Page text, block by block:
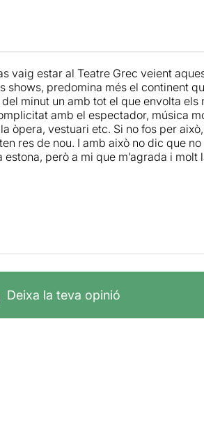
vaig estar al Teatre Grec veient
shows, predomina més el continent
minut un amb tot el que envolta
amb el espectador, música
òpera, vestuari etc. Si no fos per
res de nou. I amb això no dic que
però a mi que m’agrada i
Deixa la teva opinió